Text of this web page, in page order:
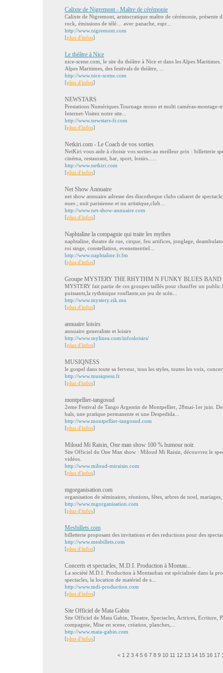
Calixte de Nigremont - Maître de cérémonie
Calixte de Nigremont, aristocratique maître de cérémonie, présente
rock, émissions de télé… avec panache, espr...
http://www.nigremont.com
[plus d'infos]
Le théâtre à Nice
nice-scene.com, le site du théâtre à Nice et dans les Alpes Maritimes.
Alpes Maritimes, des festivals de théâtre, ...
http://www.nice-scene.com
[plus d'infos]
NEWSTARS
Prestations Numériques.Tournage mono et multi caméras-
Internet-Visitez notre site...
http://www.newstars-fr.com
[plus d'infos]
Netkiri.com - Le Coach de vos sorties
NetKiri vous aide à choisir vos sorties au meilleur prix : billetterie
cinéma, restaurant, bar, sport, loisirs......
http://www.netkiri.com
[plus d'infos]
Net Show Annuaire
net show annuaire adresse des discotheque clubs cabaret de
nues ; nuit parisienne et nu artistique,club...
http://www.net-show-annuaire.com
[plus d'infos]
Naphtaline la compagnie qui traite les mythes
naphtaline, theatre de rue, cirque, feu artifices, jonglage,
roi singe, constellation, evenementiel...
http://www.naphtaline.fr.fm
[plus d'infos]
Groupe MYSTERY THE RHYTHM N FUNKY BLUES BAND
MYSTERY fait partie de ces groupes taillés pour chauffer un
puissants,la rythmique ronflante,un jeu de scèn...
http://www.mystery.zik.mu
[plus d'infos]
annuaire loisirs
annuaire generaliste et loisirs
http://www.mylinea.com/infosloisirs/
[plus d'infos]
MUSIQNESS
le gospel dans toute sa ferveur, tous les styles, toutes les voix,
http://www.musiqness.fr
[plus d'infos]
montpellier-tangosud
2eme Festival de Tango Argentin de Montpellier, 28mai-1er juin.
bals, une pratique permanente et une Despedida...
http://www.montpellier-tangosud.com
[plus d'infos]
Miloud Mi Raisin, One man show 100 % humour noir.
Site Officiel du One Man show : Miloud Mi Raisin, découvrez le
vidéos.
http://www.miloud-miraisin.com
[plus d'infos]
mgorganisation.com
organisation de séminaires, réunions, fêtes, arbres de noel,
http://www.mgorganisation.com
[plus d'infos]
Mesbillets.com
billetterie proposant des invitations et des reductions pour des
http://www.mesbillets.com
[plus d'infos]
Concerts et spectacles, M.D.I. Production à Montau...
La société M.D.I. Production à Montauban est spécialisée dans la
spectacles, la location de matériel de s...
http://www.mdi-production.com
[plus d'infos]
Site Officiel de Mata Gabin
Site Officiel de Mata Gabin, Theatre, Spectacles, Actrices, Ecriture,
compagnie, Mise en scene, création, planches,...
http://www.mata-gabin.com
[plus d'infos]
< 1 2 3 4 5 6 7 8 9 10 11 12 13 14 15 16 17